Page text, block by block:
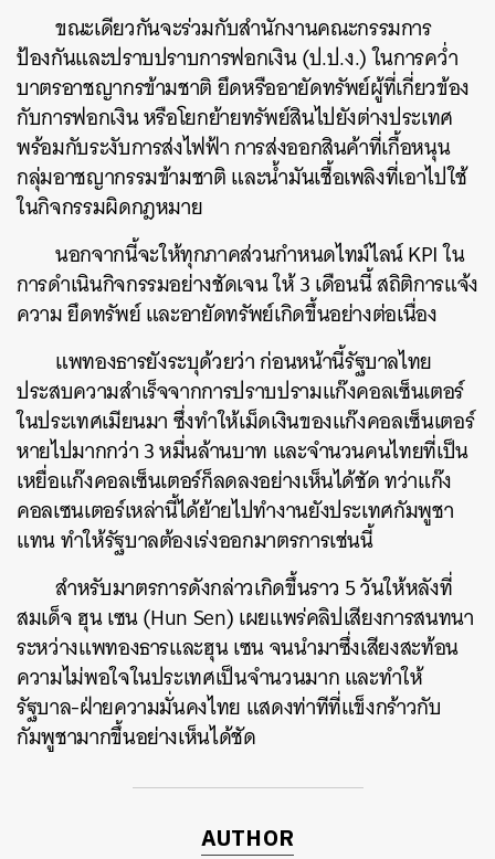
ขณะเดียวกันจะร่วมกับสำนักงานคณะกรรมการ
ป้องกันและปราบปราบการฟอกเงิน (ป.ป.ง.) ในการคว่ำ
บาตรอาชญากรข้ามชาติ ยึดหรืออายัดทรัพย์ผู้ที่เกี่ยวข้อง
กับการฟอกเงิน หรือโยกย้ายทรัพย์สินไปยังต่างประเทศ
พร้อมกับระงับการส่งไฟฟ้า การส่งออกสินค้าที่เกื้อหนุน
กลุ่มอาชญากรรมข้ามชาติ และน้ำมันเชื้อเพลิงที่เอาไปใช้
ในกิจกรรมผิดกฎหมาย
นอกจากนี้จะให้ทุกภาคส่วนกำหนดไทม์ไลน์ KPI ใน
การดำเนินกิจกรรมอย่างชัดเจน ให้ 3 เดือนนี้ สถิติการแจ้ง
ความ ยึดทรัพย์ และอายัดทรัพย์เกิดขึ้นอย่างต่อเนื่อง
แพทองธารยังระบุด้วยว่า ก่อนหน้านี้รัฐบาลไทย
ประสบความสำเร็จจากการปราบปรามแก๊งคอลเซ็นเตอร์
ในประเทศเมียนมา ซึ่งทำให้เม็ดเงินของแก๊งคอลเซ็นเตอร์
หายไปมากกว่า 3 หมื่นล้านบาท และจำนวนคนไทยที่เป็น
เหยื่อแก๊งคอลเซ็นเตอร์ก็ลดลงอย่างเห็นได้ชัด ทว่าแก๊ง
คอลเซนเตอร์เหล่านี้ได้ย้ายไปทำงานยังประเทศกัมพูชา
แทน ทำให้รัฐบาลต้องเร่งออกมาตรการเช่นนี้
สำหรับมาตรการดังกล่าวเกิดขึ้นราว 5 วันให้หลังที่
สมเด็จ ฮุน เซน (Hun Sen) เผยแพร่คลิปเสียงการสนทนา
ระหว่างแพทองธารและฮุน เซน จนนำมาซึ่งเสียงสะท้อน
ความไม่พอใจในประเทศเป็นจำนวนมาก และทำให้
รัฐบาล-ฝ่ายความมั่นคงไทย แสดงท่าทีที่แข็งกร้าวกับ
กัมพูชามากขึ้นอย่างเห็นได้ชัด
AUTHOR
ค้นหา
SHARE TWEET LINE EMAIL